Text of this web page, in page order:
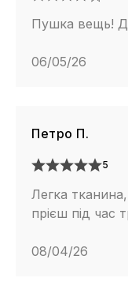
Пушка вещь!
06/05/26
Петро П.
5
Легка
прієш під час
08/04/26